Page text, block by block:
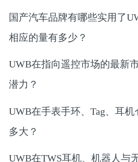
国产汽车品牌有哪些实用了
相应的量有多少？
UWB在指向遥控市场的最新
潜力？
UWB在手表手环、Tag、耳
多大？
UWB在TWS耳机、机器人与